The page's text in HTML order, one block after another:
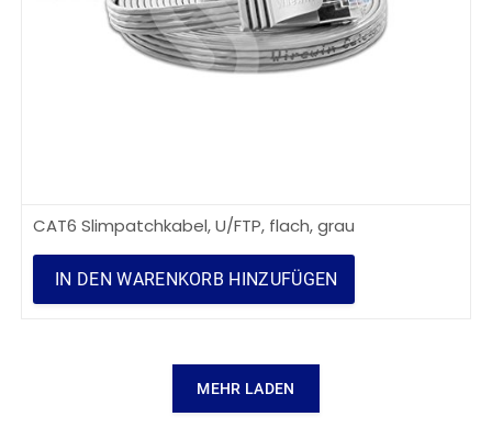
CAT6 Slimpatchkabel, U/FTP, flach, grau
IN DEN WARENKORB HINZUFÜGEN
MEHR LADEN